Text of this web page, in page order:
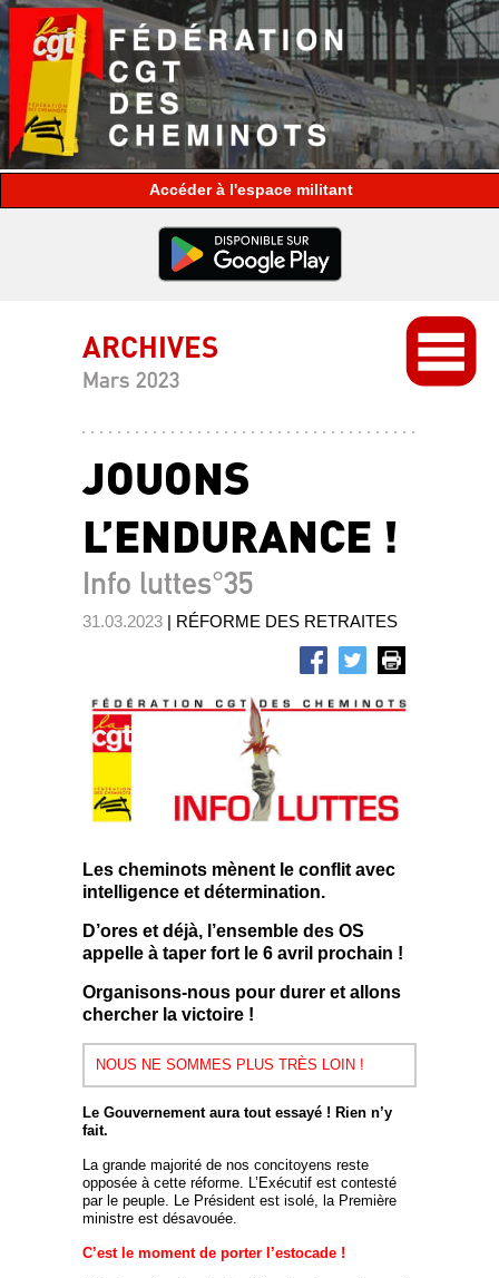
espace militant
ARCHIVES
Mars 2023
JOUONS
L’ENDURANCE !
Info luttes°35
31.03.2023 | RÉFORME DES RETRAITES
Les cheminots mènent le conflit avec
intelligence et détermination.
D’ores et déjà, l’ensemble des OS
appelle à taper fort le 6 avril prochain !
Organisons-nous pour durer et allons
chercher la victoire !
NOUS NE SOMMES PLUS TRÈS LOIN !
Le Gouvernement aura tout essayé ! Rien n’y
fait.
La grande majorité de nos concitoyens reste
opposée à cette réforme. L’Exécutif est contesté
par le peuple. Le Président est isolé, la Première
ministre est désavouée.
C’est le moment de porter l’estocade !